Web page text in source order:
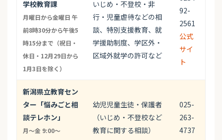
学校教育課
月曜日から金曜日 午
前8時30分から午後5
時15分まで（祝日・
休日・12月29日から
1月3日を除く）
いじめ・不登校・非
行・児童虐待などの相
談、特別支援教育、就
学援助制度、学区外・
区域外就学の許可など
92-
2561
公式
サイ
ト
新潟県立教育セン
ター「悩みごと相
談テレホン」
月〜金 9:00〜
幼児児童生徒・保護者
（いじめ・不登校など
教育に関する相談）
025-
263-
4737